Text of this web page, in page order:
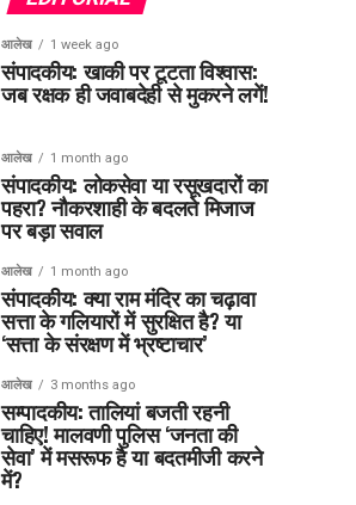
आलेख 1 week ago
संपादकीय: खाकी पर टूटता विश्वास:
जब रक्षक ही जवाबदेही से मुकरने लगें!
आलेख 1 month ago
संपादकीय: लोकसेवा या रसूखदारों का
पहरा? नौकरशाही के बदलते मिजाज
पर बड़ा सवाल
आलेख 1 month ago
संपादकीय: क्या राम मंदिर का चढ़ावा
सत्ता के गलियारों में सुरक्षित है? या
‘सत्ता के संरक्षण में भ्रष्टाचार’
आलेख 3 months ago
सम्पादकीय: तालियां बजती रहनी
चाहिए! मालवणी पुलिस ‘जनता की
सेवा’ में मसरूफ है या बदतमीजी करने
में?